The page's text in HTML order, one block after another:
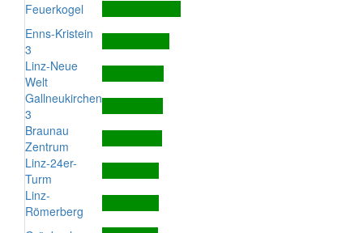
Feuerkogel
Enns-Kristein
3
Linz-Neue
Welt
Gallneukirchen
3
Braunau
Zentrum
Linz-24er-
Turm
Linz-
Römerberg